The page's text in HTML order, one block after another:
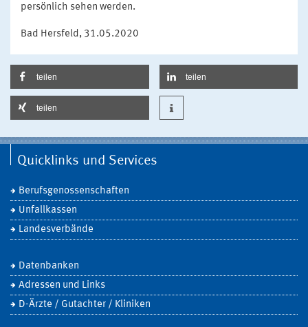
persönlich sehen werden.
Bad Hersfeld, 31.05.2020
teilen teilen
teilen
Quicklinks und Services
Berufsgenossenschaften
Unfallkassen
Landesverbände
Datenbanken
Adressen und Links
D-Ärzte / Gutachter / Kliniken